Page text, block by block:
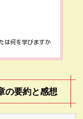
は何を学びますか
の要約と感想